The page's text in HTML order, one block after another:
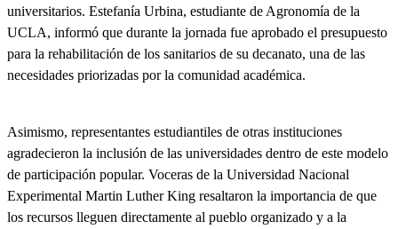
universitarios. Estefanía Urbina, estudiante de Agronomía de la
UCLA, informó que durante la jornada fue aprobado el presupuesto
para la rehabilitación de los sanitarios de su decanato, una de las
necesidades priorizadas por la comunidad académica.
Asimismo, representantes estudiantiles de otras instituciones
agradecieron la inclusión de las universidades dentro de este modelo
de participación popular. Voceras de la Universidad Nacional
Experimental Martin Luther King resaltaron la importancia de que
los recursos lleguen directamente al pueblo organizado y a la